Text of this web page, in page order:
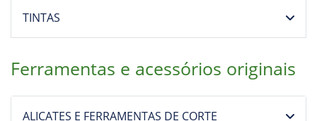
Ferramentas e acessórios originais
ALICATES E FERRAMENTAS DE CORTE
CAIXAS E JOGOS DE FERRAMENTA